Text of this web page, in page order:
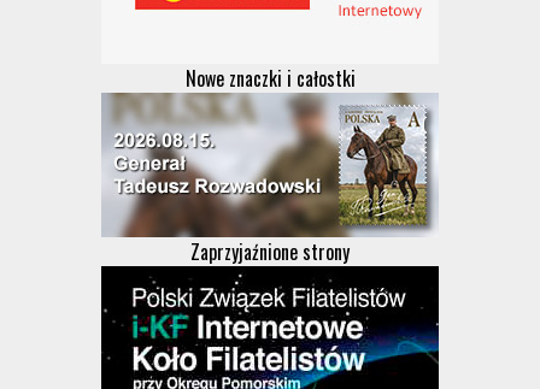
Nowe znaczki i całostki
Zaprzyjaźnione strony